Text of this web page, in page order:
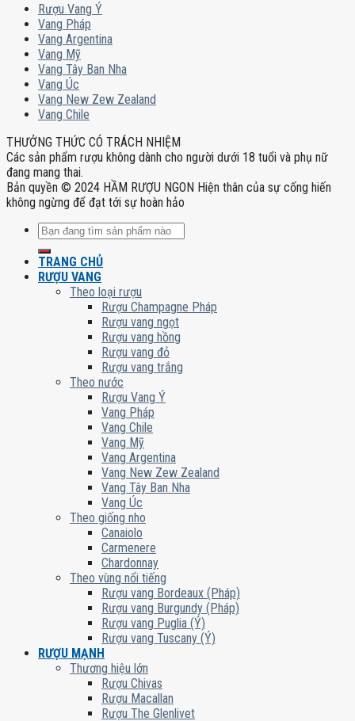
Rượu Vang Ý
Vang Pháp
Vang Argentina
Vang Mỹ
Vang Tây Ban Nha
Vang Úc
Vang New Zew Zealand
Vang Chile
THƯỞNG THỨC CÓ TRÁCH NHIỆM
Các sản phẩm rượu không dành cho người dưới 18 tuổi và phụ nữ
đang mang thai.
Bản quyền © 2024 HẦM RƯỢU NGON Hiện thân của sự cống hiến
không ngừng để đạt tới sự hoàn hảo
Tìm
kiếm:
TRANG CHỦ
RƯỢU VANG
Theo loại rượu
Rượu Champagne Pháp
Rượu vang ngọt
Rượu vang hồng
Rượu vang đỏ
Rượu vang trắng
Theo nước
Rượu Vang Ý
Vang Pháp
Vang Chile
Vang Mỹ
Vang Argentina
Vang New Zew Zealand
Vang Tây Ban Nha
Vang Úc
Theo giống nho
Canaiolo
Carmenere
Chardonnay
Theo vùng nổi tiếng
Rượu vang Bordeaux (Pháp)
Rượu vang Burgundy (Pháp)
Rượu vang Puglia (Ý)
Rượu vang Tuscany (Ý)
RƯỢU MẠNH
Thương hiệu lớn
Rượu Chivas
Rượu Macallan
Rượu The Glenlivet